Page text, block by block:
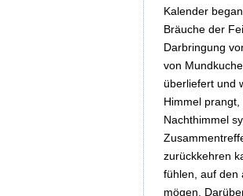
Kalender
Bräuche der
Darbringung
von
überliefert und
Himmel
Nachthimmel
zurückkehren
fühlen, auf den
mögen.